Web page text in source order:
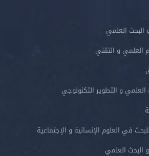
البحث العلمي
العلمي و التقني
العلمي و التطوير التكنولوجي
في العلوم الإنسانية و الإجتماعية
البحث العلمي